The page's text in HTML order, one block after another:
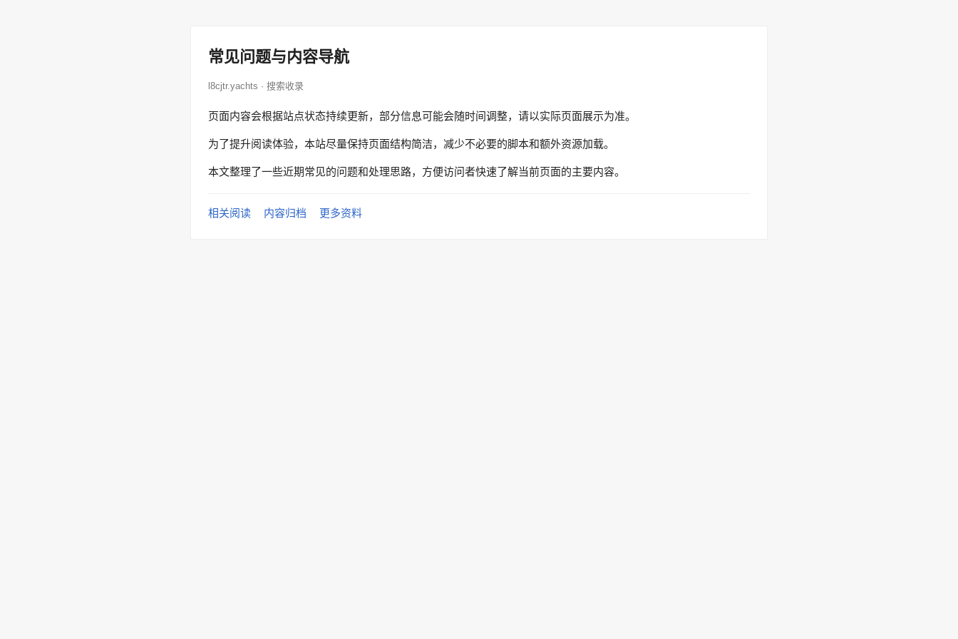
常见问题与内容导航
l8cjtr.yachts · 搜索收录
页面内容会根据站点状态持续更新，部分信息可能会随时间调整，请以实际页面展示为准。
为了提升阅读体验，本站尽量保持页面结构简洁，减少不必要的脚本和额外资源加载。
本文整理了一些近期常见的问题和处理思路，方便访问者快速了解当前页面的主要内容。
相关阅读 内容归档 更多资料